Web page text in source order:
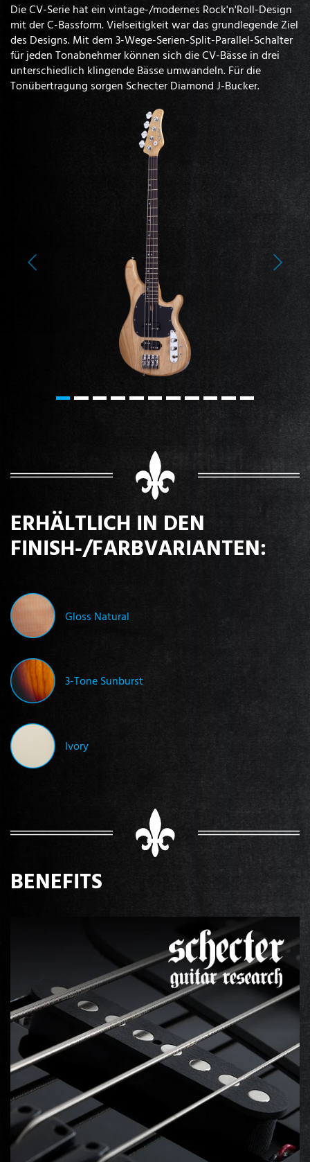
Die CV-Serie hat ein vintage-/modernes Rock'n'Roll-Design
mit der C-Bassform. Vielseitigkeit war das grundlegende Ziel
des Designs. Mit dem 3-Wege-Serien-Split-Parallel-Schalter
für jeden Tonabnehmer können sich die CV-Bässe in drei
unterschiedlich klingende Bässe umwandeln. Für die
Tonübertragung sorgen Schecter Diamond J-Bucker.
Previous Next
ERHÄLTLICH IN DEN
FINISH-/FARBVARIANTEN:
Gloss Natural
3-Tone Sunburst
Ivory
BENEFITS